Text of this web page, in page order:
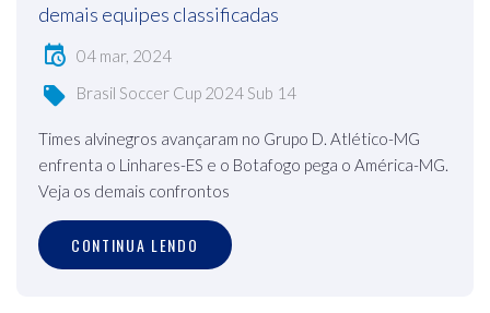
demais equipes classificadas
04 mar, 2024
Brasil Soccer Cup 2024 Sub 14
Times alvinegros avançaram no Grupo D. Atlético-MG
enfrenta o Linhares-ES e o Botafogo pega o América-MG.
Veja os demais confrontos
CONTINUA LENDO